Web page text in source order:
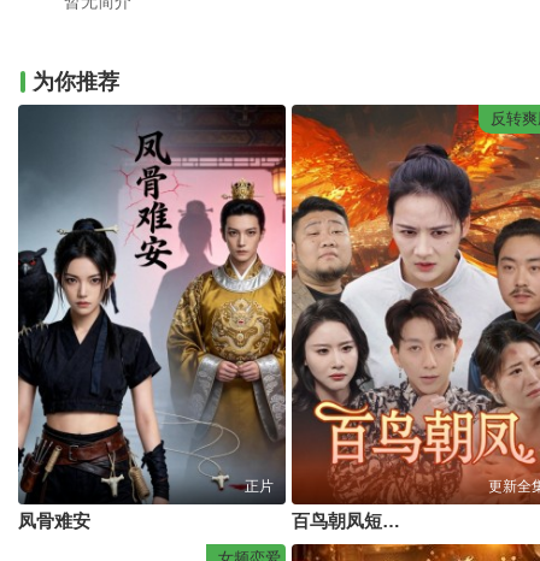
为你推荐
正片
凤骨难安
反转
更新全
百鸟朝凤短剧版